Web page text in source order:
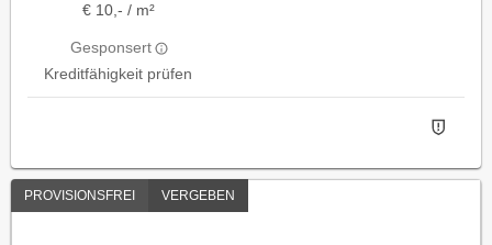
€ 10,- / m²
Gesponsert
Kreditfähigkeit prüfen
PROVISIONSFREI VERGEBEN